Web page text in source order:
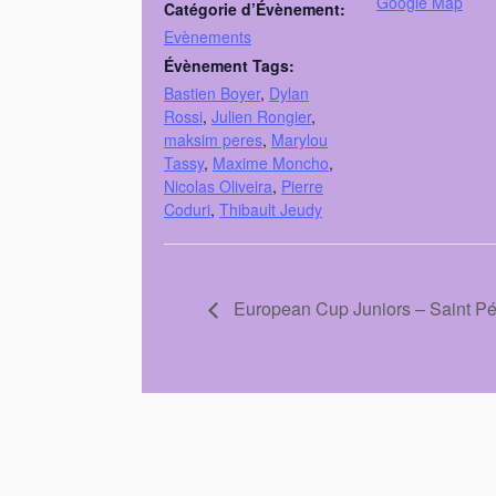
Catégorie d’Évènement:
Evènements
Évènement Tags:
Bastien Boyer, Dylan
Rossi, Julien Rongier,
maksim peres, Marylou
Tassy, Maxime Moncho,
Nicolas Oliveira, Pierre
Coduri, Thibault Jeudy
European Cup Juniors – Saint